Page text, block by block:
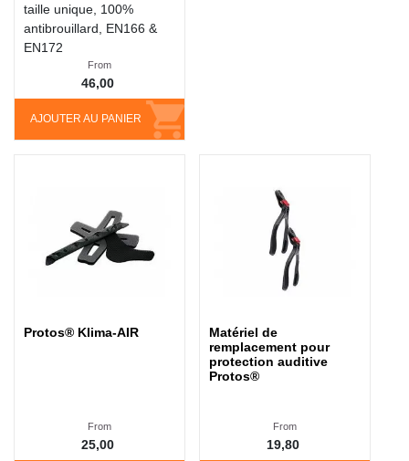
taille unique, 100%
antibrouillard, EN166 &
EN172
AJOUTER AU PANIER
From
46,00
Protos® Klima-AIR
From
25,00
Matériel de
remplacement pour
protection auditive
Protos®
From
19,80